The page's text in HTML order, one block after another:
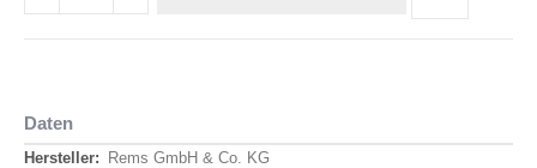
Daten
Daten
Rems GmbH & Co. KG